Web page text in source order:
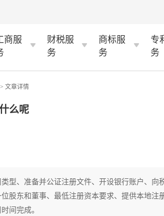
商服
财税服
务
商标服
务
专
务
> 文章详情
么呢
型、准备并公证注册文件、开设银行账户、向
股东和董事、最低注册资本要求、提供本地注
间完成。